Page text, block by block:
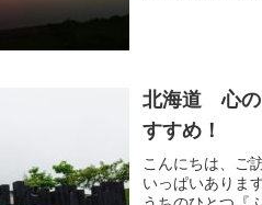
北海道 心の
すすめ！
こんにちは、ご
いっぱいありま